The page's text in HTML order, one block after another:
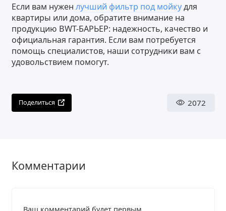
Если вам нужен лучший фильтр под мойкудля
квартиры или дома, обратите внимание на
продукцию BWT-БАРЬЕР: надежность, качество и
официальная гарантия. Если вам потребуется
помощь специалистов, наши сотрудники вам с
удовольствием помогут.
Поделиться 2072
Комментарии